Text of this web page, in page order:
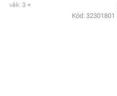
věk: 3 +
Kód: 32301801